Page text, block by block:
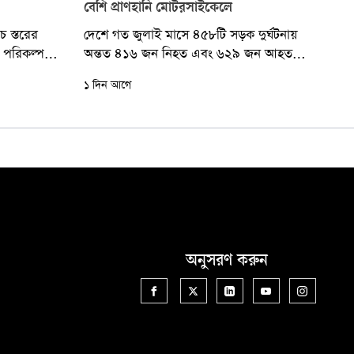
স্তরের
বেশি প্রাণহানি মোটরসাইকেলে
দেশে গত জুলাই মাসে ৪৫৮টি সড়ক দুর্ঘটনায়
অন্তত ৪১৬ জন নিহত এবং ৬২৯ জন আহত
১ দিন আগে
অনুসরণ করুন